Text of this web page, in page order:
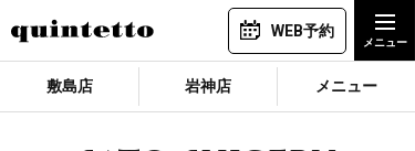
WEB予約
敷島店 岩神店 メニュー